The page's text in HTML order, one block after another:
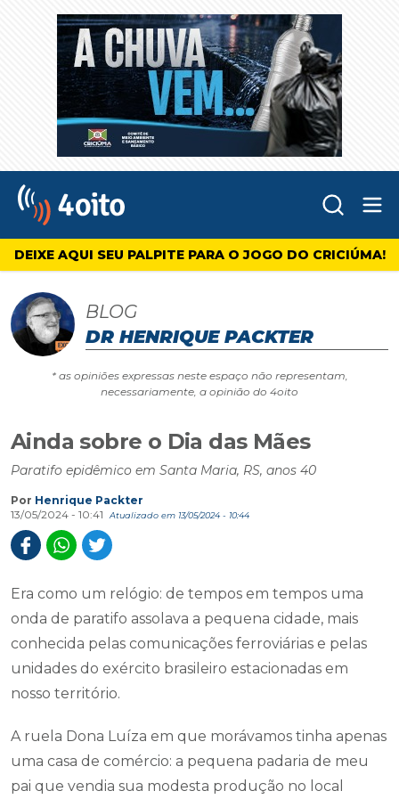
4oito
DEIXE AQUI SEU PALPITE PARA O JOGO DO CRICIÚMA!
BLOG
DR HENRIQUE PACKTER
* as opiniões expressas neste espaço não representam,
necessariamente, a opinião do 4oito
Ainda sobre o Dia das Mães
Paratifo epidêmico em Santa Maria, RS, anos 40
Por Henrique Packter
13/05/2024 - 10:41
Atualizado em 13/05/2024 - 10:44
Era como um relógio: de tempos em tempos uma
onda de paratifo assolava a pequena cidade, mais
conhecida pelas comunicações ferroviárias e pelas
unidades do exército brasileiro estacionadas em
nosso território.
A ruela Dona Luíza em que morávamos tinha apenas
uma casa de comércio: a pequena padaria de meu
pai que vendia sua modesta produção no local